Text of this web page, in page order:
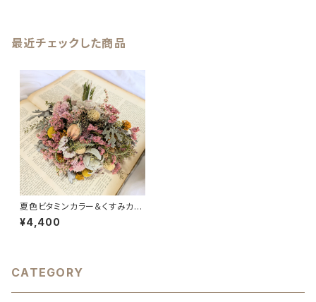
最近チェックした商品
夏色ビタミンカラー＆くすみカラ
ースワッグ 誕生日 ギフト
インテリア 新築祝い
¥4,400
CATEGORY